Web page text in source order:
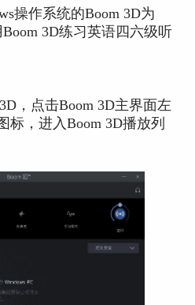
操作系统的Boom 3D为
3D练习英语四六级听
，点击Boom 3D主界面左
标，进入Boom 3D播放列